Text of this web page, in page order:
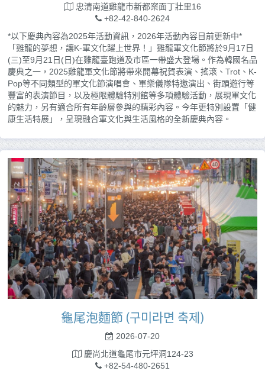
忠清南道雞龍市新都案面丁壯里16
+82-42-840-2624
*以下慶典內容為2025年活動資訊，2026年活動內容目前更新中*
「雞龍的夢想，讓K-軍文化躍上世界！」雞龍軍文化節將於9月17日
(三)至9月21日(日)在雞龍臺跑道及市區一帶盛大登場。作為韓國名品
慶典之一，2025雞龍軍文化節將帶來開幕祝賀表演、搖滾、Trot、K-
Pop等不同類型的軍文化節演唱會、軍樂儀隊特邀演出、街頭遊行等
豐富的表演節目，以及極限體驗特別館等多項體驗活動，展現軍文化
的魅力，另有適合所有年齡層參與的精彩內容。今年更特別設置「健
康生活特展」，呈現融合軍文化與生活風格的全新慶典內容。
龜尾泡麵節 (구미라면 축제)
2026-07-20
慶尚北道龜尾市元坪洞124-23
+82-54-480-2651